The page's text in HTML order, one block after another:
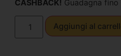
CASHBACK! Guadagna fino
Aggiungi al